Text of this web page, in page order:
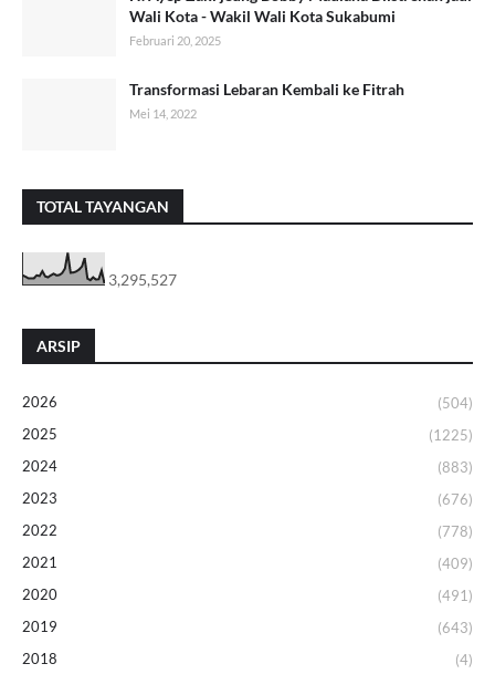
Wali Kota - Wakil Wali Kota Sukabumi
Februari 20, 2025
Transformasi Lebaran Kembali ke Fitrah
Mei 14, 2022
TOTAL TAYANGAN
3,295,527
ARSIP
2026
(504)
2025
(1225)
2024
(883)
2023
(676)
2022
(778)
2021
(409)
2020
(491)
2019
(643)
2018
(4)